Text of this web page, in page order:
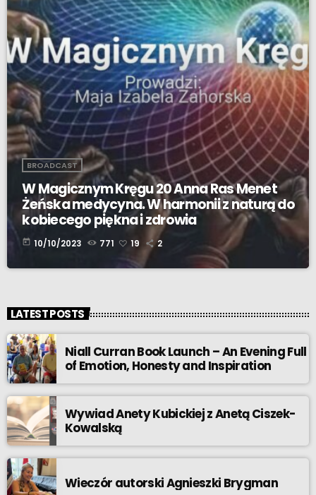
BROADCAST
W Magicznym Kręgu 20 Anna Ras Menet
Żeńska medycyna. W harmonii z naturą do
kobiecego piękna i zdrowia
today 10/10/2023 771 19 2
LATEST POSTS
Niall Curran Book Launch – An Evening Full
of Emotion, Honesty and Inspiration
Wywiad Anety Kubickiej z Anetą Ciszek-
Kowalską
Wieczór autorski Agnieszki Brygman